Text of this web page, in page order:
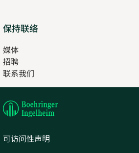
保持联络
媒体
招聘
in
new
联系我们
in
tab
可访问性声明